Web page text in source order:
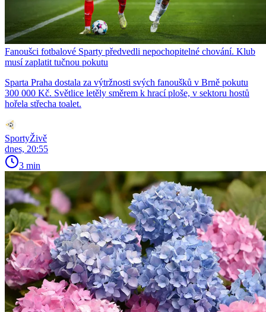
Fanoušci fotbalové Sparty předvedli nepochopitelné chování. Klub
musí zaplatit tučnou pokutu
Sparta Praha dostala za výtržnosti svých fanoušků v Brně pokutu
300 000 Kč. Světlice letěly směrem k hrací ploše, v sektoru hostů
hořela střecha toalet.
SportyŽivě
dnes, 20:55
3 min